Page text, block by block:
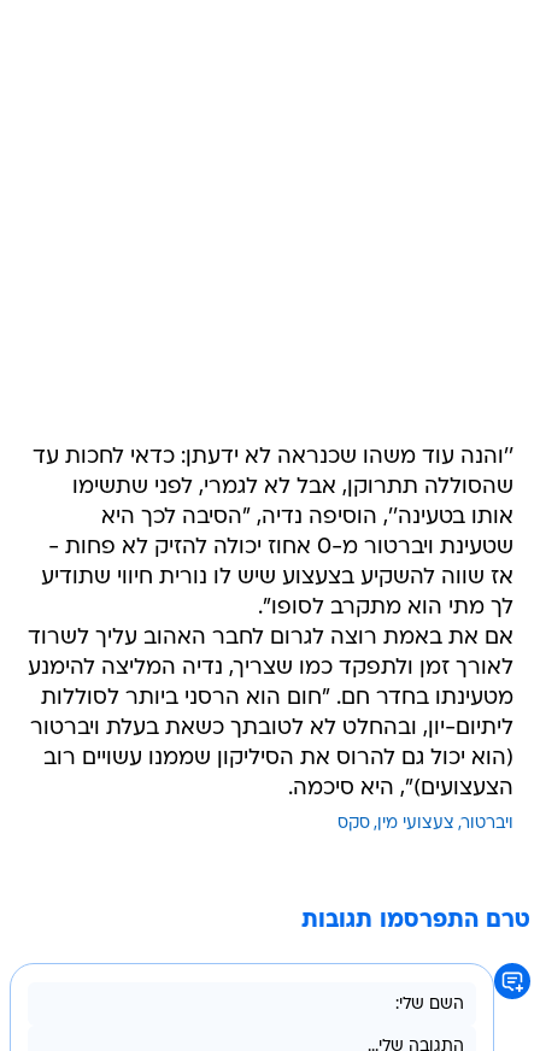
''והנה עוד משהו שכנראה לא ידעתן: כדאי לחכות עד
שהסוללה תתרוקן, אבל לא לגמרי, לפני שתשימו
אותו בטעינה'', הוסיפה נדיה, "הסיבה לכך היא
שטעינת ויברטור מ-0 אחוז יכולה להזיק לא פחות -
אז שווה להשקיע בצעצוע שיש לו נורית חיווי שתודיע
לך מתי הוא מתקרב לסופו".
אם את באמת רוצה לגרום לחבר האהוב עליך לשרוד
לאורך זמן ולתפקד כמו שצריך, נדיה המליצה להימנע
מטעינתו בחדר חם. "חום הוא הרסני ביותר לסוללות
ליתיום-יון, ובהחלט לא לטובתך כשאת בעלת ויברטור
(הוא יכול גם להרוס את הסיליקון שממנו עשויים רוב
הצעצועים)", היא סיכמה.
ויברטור צעצועי מין סקס
טרם התפרסמו תגובות